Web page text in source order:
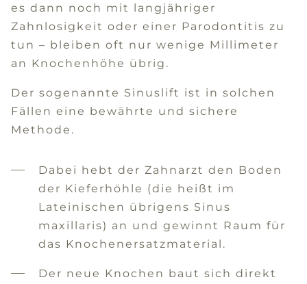
es dann noch mit langjähriger
Zahnlosigkeit oder einer Parodontitis zu
tun – bleiben oft nur wenige Millimeter
an Knochenhöhe übrig.
Der sogenannte Sinuslift ist in solchen
Fällen eine bewährte und sichere
Methode.
Dabei hebt der Zahnarzt den Boden
der Kieferhöhle (die heißt im
Lateinischen übrigens Sinus
maxillaris) an und gewinnt Raum für
das Knochenersatzmaterial.
Der neue Knochen baut sich direkt